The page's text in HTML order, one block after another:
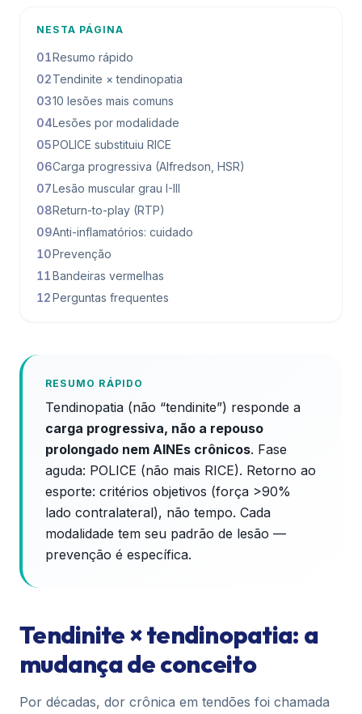
NESTA PÁGINA
01Resumo rápido
02Tendinite × tendinopatia
0310 lesões mais comuns
04Lesões por modalidade
05POLICE substituiu RICE
06Carga progressiva (Alfredson, HSR)
07Lesão muscular grau I-III
08Return-to-play (RTP)
09Anti-inflamatórios: cuidado
10Prevenção
11Bandeiras vermelhas
12Perguntas frequentes
RESUMO RÁPIDO
Tendinopatia (não “tendinite”) responde a
carga progressiva, não a repouso
prolongado nem AINEs crônicos. Fase
aguda: POLICE (não mais RICE). Retorno ao
esporte: critérios objetivos (força >90%
lado contralateral), não tempo. Cada
modalidade tem seu padrão de lesão —
prevenção é específica.
Tendinite × tendinopatia: a
mudança de conceito
Por décadas, dor crônica em tendões foi chamada